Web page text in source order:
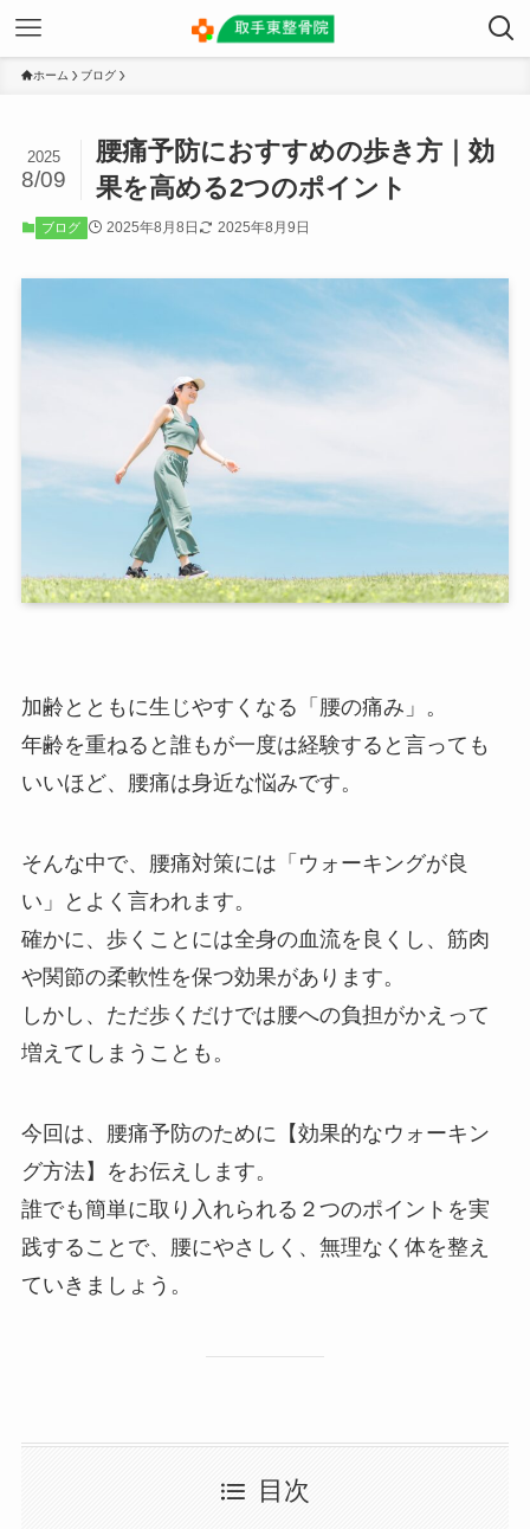
ホーム ブログ
腰痛予防におすすめの歩き方｜効
果を高める2つのポイント
2025
8/09
ブログ 2025年8月8日 2025年8月9日
加齢とともに生じやすくなる「腰の痛み」。
年齢を重ねると誰もが一度は経験すると言っても
いいほど、腰痛は身近な悩みです。
そんな中で、腰痛対策には「ウォーキングが良
い」とよく言われます。
確かに、歩くことには全身の血流を良くし、筋肉
や関節の柔軟性を保つ効果があります。
しかし、ただ歩くだけでは腰への負担がかえって
増えてしまうことも。
今回は、腰痛予防のために【効果的なウォーキン
グ方法】をお伝えします。
誰でも簡単に取り入れられる２つのポイントを実
践することで、腰にやさしく、無理なく体を整え
ていきましょう。
目次